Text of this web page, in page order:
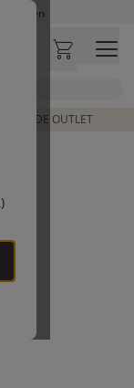
langer
SHOP DE OUTLET